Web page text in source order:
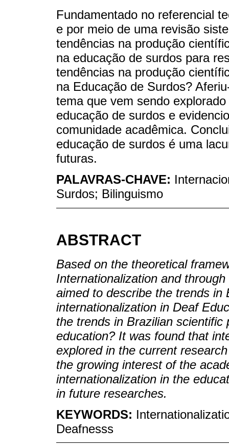
Fundamentado no referencial
e por meio de uma revisão
tendências na produção
na educação de surdos para
tendências na produção
na Educação de Surdos?
tema que vem sendo
educação de surdos e
comunidade acadêmica.
educação de surdos é uma
futuras.
PALAVRAS-CHAVE:
Surdos; Bilinguismo
ABSTRACT
Based on the theoretical
Internationalization and
aimed to describe the trends in
internationalization in Deaf
the trends in Brazilian
education? It was found that
explored in the current
the growing interest of the
internationalization in the
in future researches.
KEYWORDS:
Deafnesss